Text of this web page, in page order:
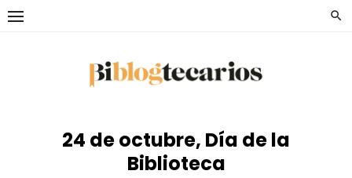
Saltar
24 de octubre, Día de la
Biblioteca